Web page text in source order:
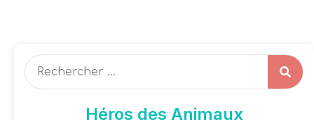
Héros des Animaux